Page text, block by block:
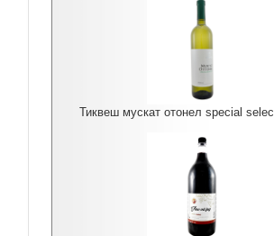
Тиквеш мускат отонел special